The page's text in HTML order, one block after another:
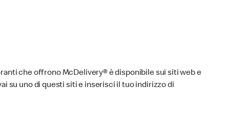
che offrono McDelivery® è disponibile sui siti web e
su uno di questi siti e inserisci il tuo indirizzo di